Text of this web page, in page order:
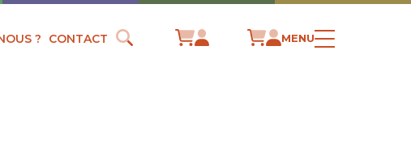
? CONTACT MENU